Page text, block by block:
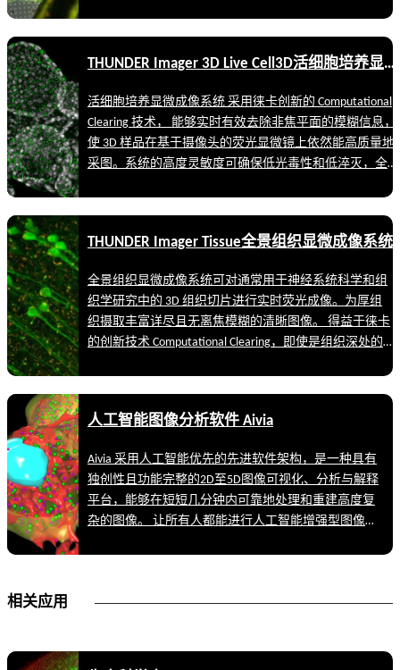
THUNDER Imager 3D Live Cell3D活细胞培养显微成像系统
活细胞培养显微成像系统 采用徕卡创新的 Computational
Clearing 技术， 能够实时有效去除非焦平面的模糊信息，
使 3D 样品在基于摄像头的荧光显微镜上依然能高质量地
采图。系统的高度灵敏度可确保低光毒性和低淬灭，全面
官。
THUNDER Imager Tissue全景组织显微成像系统
全景组织显微成像系统可对通常用于神经系统科学和组
织学研究中的 3D 组织切片进行实时荧光成像。为厚组
织摄取丰富详尽且无离焦模糊的清晰图像。 得益于徕卡
的创新技术 Computational Clearing，即使是组织深处的
效率和易用性。
人工智能图像分析软件 Aivia
Aivia 采用人工智能优先的先进软件架构，是一种具有
独创性且功能完整的2D至5D图像可视化、分析与解释
平台，能够在短短几分钟内可靠地处理和重建高度复
杂的图像。 让所有人都能进行人工智能增强型图像分
所有这一切均在同一个平台中实现
相关应用